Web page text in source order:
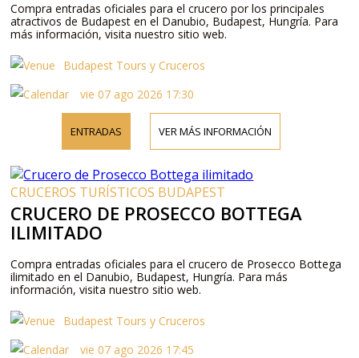
Compra entradas oficiales para el crucero por los principales
atractivos de Budapest en el Danubio, Budapest, Hungría. Para
más información, visita nuestro sitio web.
Budapest Tours y Cruceros
vie 07 ago 2026 17:30
ENTRADAS VER MÁS INFORMACIÓN
CRUCEROS TURÍSTICOS BUDAPEST
CRUCERO DE PROSECCO BOTTEGA
ILIMITADO
Compra entradas oficiales para el crucero de Prosecco Bottega
ilimitado en el Danubio, Budapest, Hungría. Para más
información, visita nuestro sitio web.
Budapest Tours y Cruceros
vie 07 ago 2026 17:45